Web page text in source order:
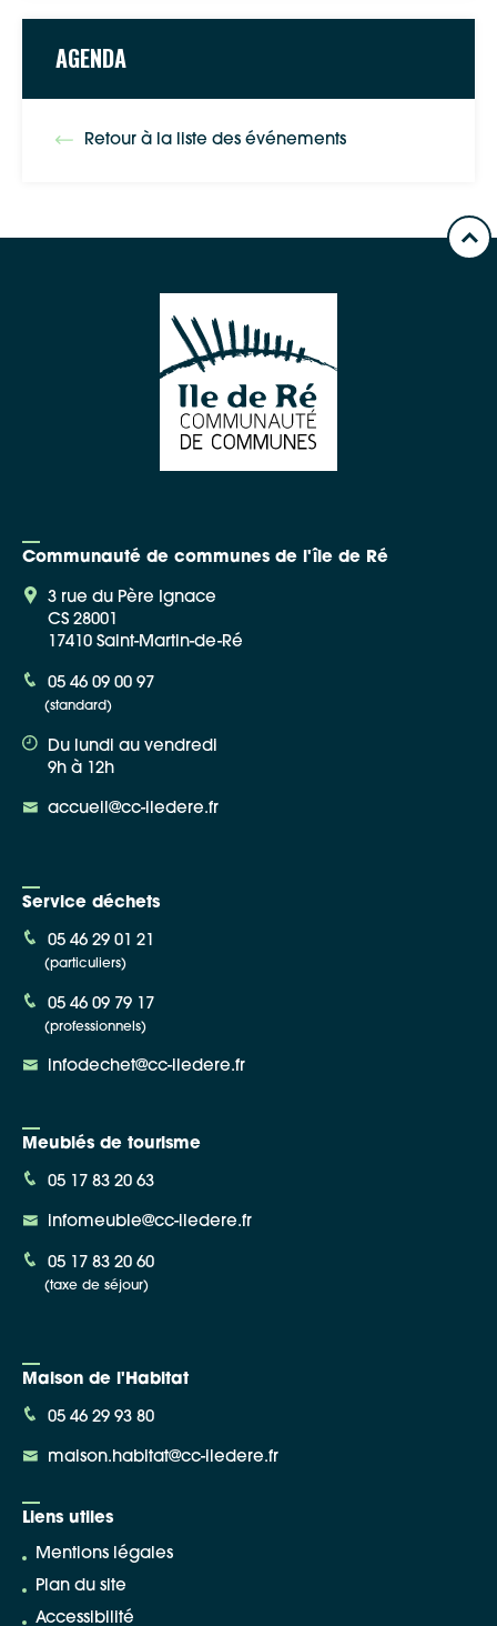
AGENDA
Retour à la liste des événements
Communauté de communes de l'île de Ré
3 rue du Père Ignace
CS 28001
17410 Saint-Martin-de-Ré
05 46 09 00 97
(standard)
Du lundi au vendredi
9h à 12h
accueil@cc-iledere.fr
Service déchets
05 46 29 01 21
(particuliers)
05 46 09 79 17
(professionnels)
infodechet@cc-iledere.fr
Meublés de tourisme
05 17 83 20 63
infomeuble@cc-iledere.fr
05 17 83 20 60
(taxe de séjour)
Maison de l'Habitat
05 46 29 93 80
maison.habitat@cc-iledere.fr
Liens utiles
Mentions légales
Plan du site
Accessibilité